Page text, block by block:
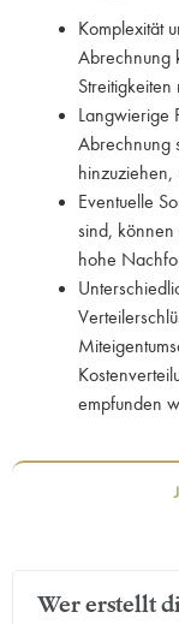
Komplexität
Abrechnung
Langwierige
Abrechnung
hinzuziehen,
Eventuelle
sind,
hohe
empfunden
Wer erstellt